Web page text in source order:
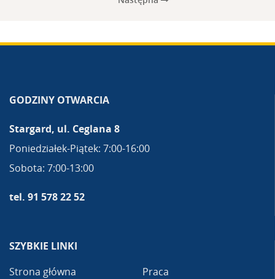
GODZINY OTWARCIA
Stargard, ul. Ceglana 8
Poniedziałek-Piątek: 7:00-16:00
Sobota: 7:00-13:00
tel. 91 578 22 52
SZYBKIE LINKI
Strona główna
Praca